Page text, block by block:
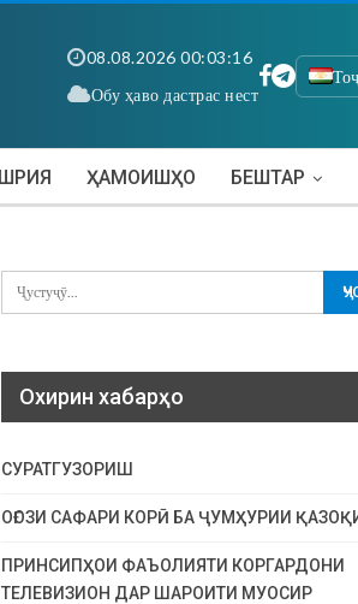
08.08.2026 00:03:16
Обу ҳаво дастрас нест
ҲАМОИШҲО БЕШТАР
Охирин хабарҳо
СУРАТГУЗОРИШ
ОҒОЗИ САФАРИ КОРӢ БА ҶУМҲУРИИ
ПРИНСИПҲОИ ФАЪОЛИЯТИ КОРГАРДОНИ
ТЕЛЕВИЗИОН ДАР ШАРОИТИ МУОСИР